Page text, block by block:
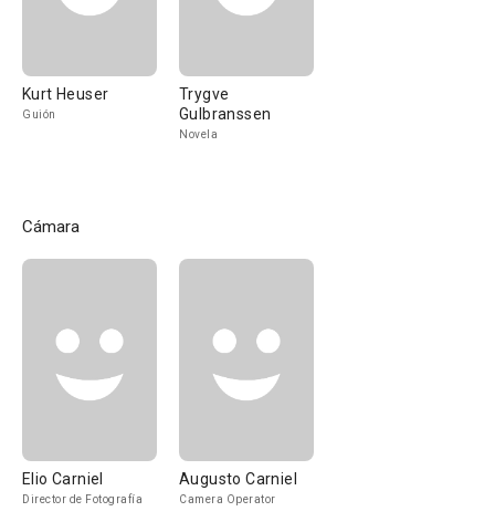
Kurt Heuser
Guión
Trygve
Gulbranssen
Novela
Cámara
Elio Carniel
Director de Fotografía
Augusto Carniel
Camera Operator